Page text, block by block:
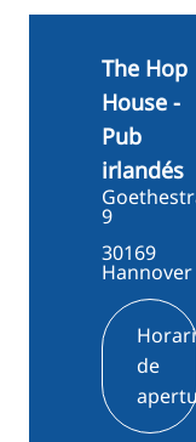
The Hop
House -
Pub
irlandés
9
30169
Hannover
de